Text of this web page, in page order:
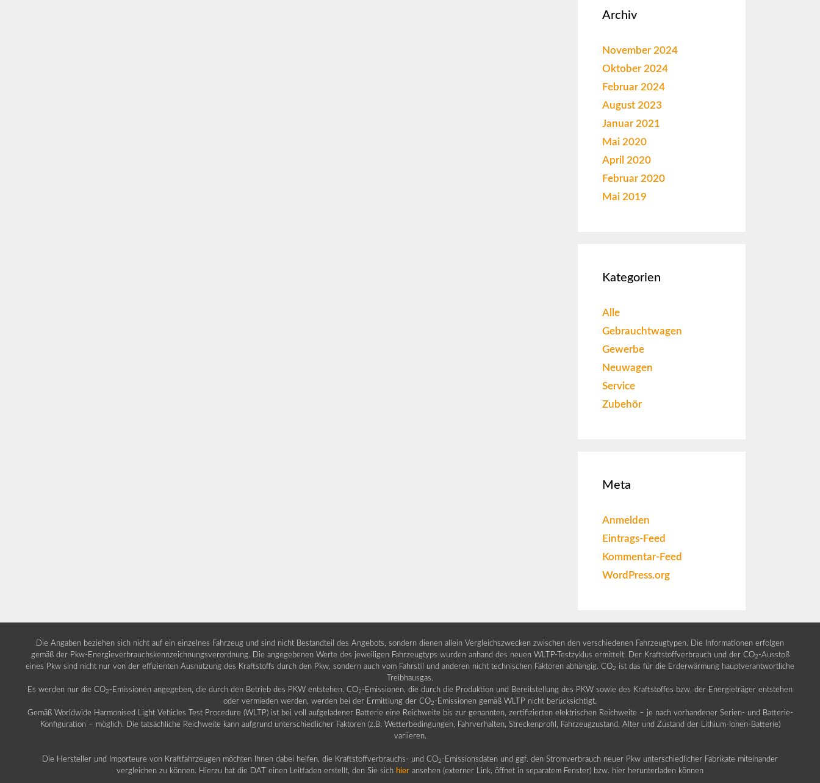
Archiv
November 2024
Oktober 2024
Februar 2024
August 2023
Januar 2021
Mai 2020
April 2020
Februar 2020
Mai 2019
Kategorien
Alle
Gebrauchtwagen
Gewerbe
Neuwagen
Service
Zubehör
Meta
Anmelden
Eintrags-Feed
Kommentar-Feed
WordPress.org
Die Angaben beziehen sich nicht auf ein einzelnes Fahrzeug und sind nicht Bestandteil des Angebots, sondern dienen allein Vergleichszwecken zwischen den verschiedenen Fahrzeugtypen. Die Informationen erfolgen
gemäß der Pkw-Energieverbrauchskennzeichnungsverordnung. Die angegebenen Werte des jeweiligen Fahrzeugtyps wurden anhand des neuen WLTP-Testzyklus ermittelt. Der Kraftstoffverbrauch und der CO2 -Ausstoß
eines Pkw sind nicht nur von der effizienten Ausnutzung des Kraftstoffs durch den Pkw, sondern auch vom Fahrstil und anderen nicht technischen Faktoren abhängig. CO2 ist das für die Erderwärmung hauptverantwortliche
Treibhausgas.
Es werden nur die CO2 -Emissionen angegeben, die durch den Betrieb des PKW entstehen. CO2 -Emissionen, die durch die Produktion und Bereitstellung des PKW sowie des Kraftstoffes bzw. der Energieträger entstehen
oder vermieden werden, werden bei der Ermittlung der CO2 -Emissionen gemäß WLTP nicht berücksichtigt.
Gemäß Worldwide Harmonised Light Vehicles Test Procedure (WLTP) ist bei voll aufgeladener Batterie eine Reichweite bis zur genannten, zertifizierten elektrischen Reichweite – je nach vorhandener Serien- und Batterie-
Konfiguration – möglich. Die tatsächliche Reichweite kann aufgrund unterschiedlicher Faktoren (z.B. Wetterbedingungen, Fahrverhalten, Streckenprofil, Fahrzeugzustand, Alter und Zustand der Lithium-Ionen-Batterie)
variieren.
Die Hersteller und Importeure von Kraftfahrzeugen möchten Ihnen dabei helfen, die Kraftstoffverbrauchs- und CO2 -Emissionsdaten und ggf. den Stromverbrauch neuer Pkw unterschiedlicher Fabrikate miteinander
vergleichen zu können. Hierzu hat die DAT einen Leitfaden erstellt, den Sie sich hier ansehen (externer Link, öffnet in separatem Fenster) bzw. hier herunterladen können